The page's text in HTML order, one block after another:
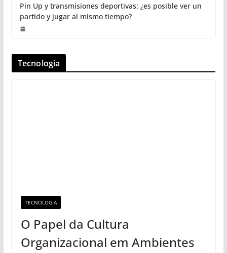
Pin Up y transmisiones deportivas: ¿es posible ver un
partido y jugar al mismo tiempo?
Tecnologia
TECNOLOGIA
O Papel da Cultura
Organizacional em Ambientes